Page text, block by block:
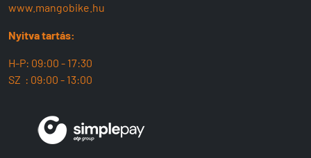
www.mangobike.hu
Nyitva tartás:
H-P: 09:00 - 17:30
SZ : 09:00 - 13:00